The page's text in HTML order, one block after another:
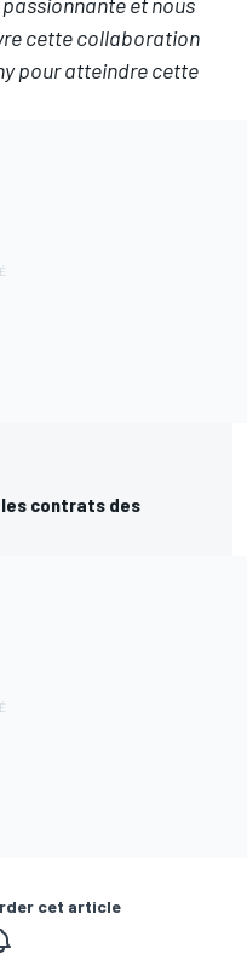
cette collaboration
pour atteindre cette
les contrats des
cet article